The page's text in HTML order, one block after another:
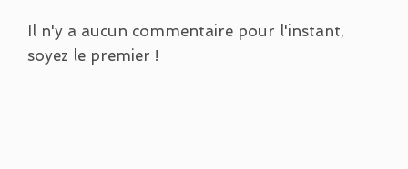
Il n'y a aucun commentaire pour l'instant,
soyez le premier !